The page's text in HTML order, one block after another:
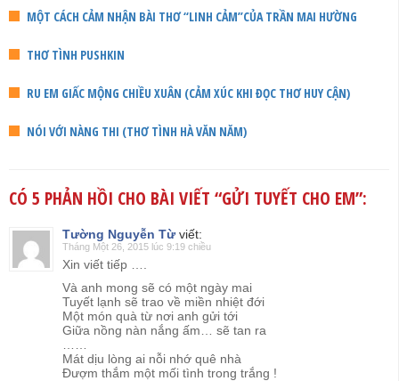
MỘT CÁCH CẢM NHẬN BÀI THƠ “LINH CẢM”CỦA TRẦN MAI HƯỜNG
THƠ TÌNH PUSHKIN
RU EM GIẤC MỘNG CHIỀU XUÂN (CẢM XÚC KHI ĐỌC THƠ HUY CẬN)
NÓI VỚI NÀNG THI (THƠ TÌNH HÀ VĂN NĂM)
CÓ 5 PHẢN HỒI CHO BÀI VIẾT “GỬI TUYẾT CHO EM”:
Tường Nguyễn Từ viết:
Tháng Một 26, 2015 lúc 9:19 chiều
Xin viết tiếp ….
Và anh mong sẽ có một ngày mai
Tuyết lạnh sẽ trao về miền nhiệt đới
Một món quà từ nơi anh gửi tới
Giữa nồng nàn nắng ấm… sẽ tan ra
Mát dịu lòng ai nỗi nhớ quê nhà
Đượm thắm một mối tình trong trắng !